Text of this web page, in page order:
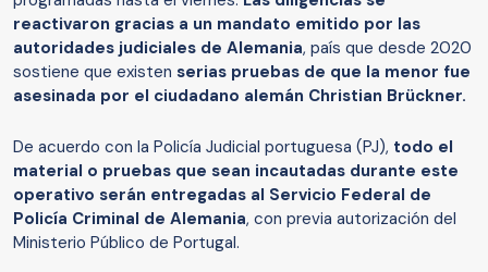
reactivaron gracias a un mandato emitido por las
autoridades judiciales de Alemania, país que desde 2020
sostiene que existen serias pruebas de que la menor fue
asesinada por el ciudadano alemán Christian Brückner.
De acuerdo con la Policía Judicial portuguesa (PJ), todo el
material o pruebas que sean incautadas durante este
operativo serán entregadas al Servicio Federal de
Policía Criminal de Alemania, con previa autorización del
Ministerio Público de Portugal.